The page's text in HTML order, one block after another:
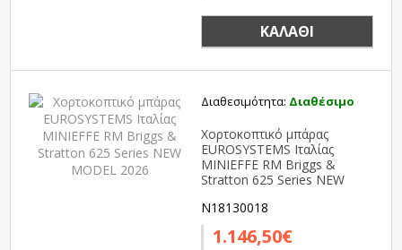
ΚΑΛΆΘΙ
Διαθεσιμότητα: Διαθέσιμο
Χορτοκοπτικό μπάρας
EUROSYSTEMS Ιταλίας
MINIEFFE RM Briggs &
Stratton 625 Series NEW
N18130018
1.146,50€